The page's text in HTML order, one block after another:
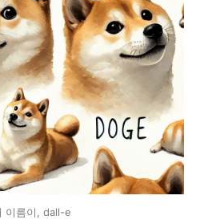
이름이, dall-e